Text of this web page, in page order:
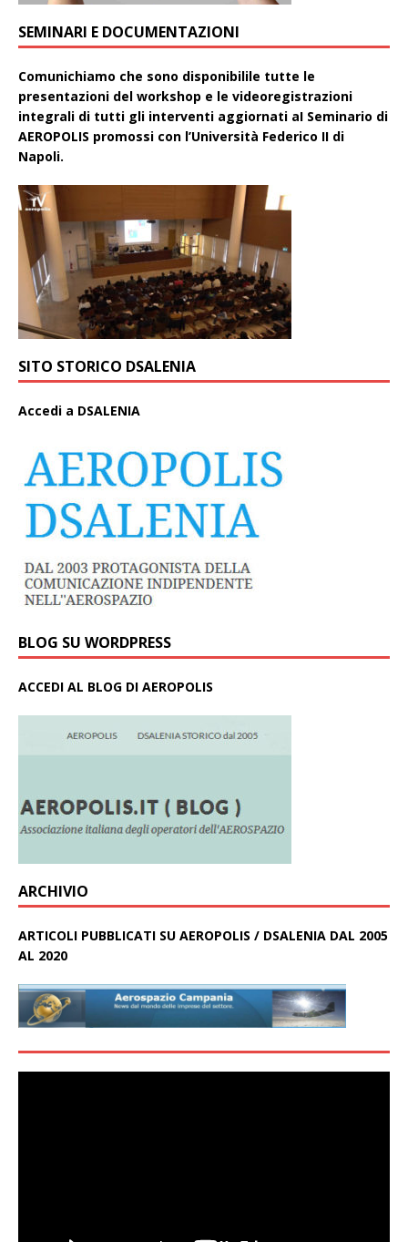
SEMINARI E DOCUMENTAZIONI
Comunichiamo che sono disponibilile tutte le
presentazioni del workshop e le videoregistrazioni
integrali di tutti gli interventi aggiornati aI Seminario di
AEROPOLIS promossi con l’Università Federico II di
Napoli.
SITO STORICO DSALENIA
Accedi a DSALENIA
BLOG SU WORDPRESS
ACCEDI AL BLOG DI AEROPOLIS
ARCHIVIO
ARTICOLI PUBBLICATI SU AEROPOLIS / DSALENIA DAL 2005
AL 2020